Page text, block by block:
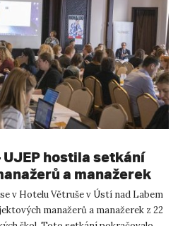
UJEP hostila setkání
a manažerek
škol z celé České
se v Hotelu Větruše v Ústí nad Labem
manažerů a manažerek z 22